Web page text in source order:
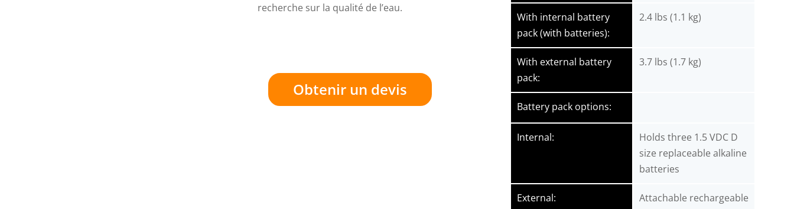
recherche sur la qualité de l’eau.
Obtenir un devis
With internal battery
pack (with batteries):
2.4 lbs (1.1 kg)
With external battery
pack:
3.7 lbs (1.7 kg)
Battery pack options:
Internal:
Holds three 1.5 VDC D
size replaceable alkaline
batteries
External:
Attachable rechargeable